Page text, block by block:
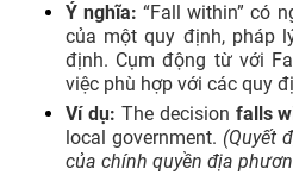
Ý nghĩa: “Fall within” có
của một quy định, pháp
định. Cụm động từ với
việc phù hợp với các quy
Ví dụ: The decision falls
local government. (Quyết
của chính quyền địa